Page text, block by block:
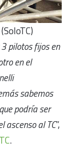
pilotos fijos en
en el
sabemos
podría ser
ascenso al TC”,
.